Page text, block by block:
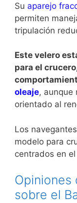
Su aparejo
permiten
tripulación
Este velero
para el
oleaje, aunque
orientado al
Los
modelo para
centrados en
Opiniones
sobre el